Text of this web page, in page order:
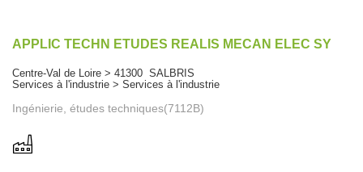
APPLIC TECHN ETUDES REALIS MECAN ELEC SY
Centre-Val de Loire > 41300 SALBRIS
Services à l'industrie > Services à l'industrie
Ingénierie, études techniques(7112B)